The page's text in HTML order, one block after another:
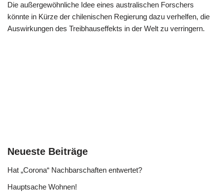
Die außergewöhnliche Idee eines australischen Forschers
könnte in Kürze der chilenischen Regierung dazu verhelfen, die
Auswirkungen des Treibhauseffekts in der Welt zu verringern.
Neueste Beiträge
Hat „Corona“ Nachbarschaften entwertet?
Hauptsache Wohnen!